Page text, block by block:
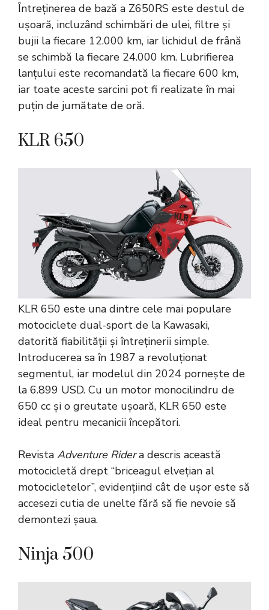
Întreținerea de bază a Z650RS este destul de
ușoară, incluzând schimbări de ulei, filtre și
bujii la fiecare 12.000 km, iar lichidul de frână
se schimbă la fiecare 24.000 km. Lubrifierea
lanțului este recomandată la fiecare 600 km,
iar toate aceste sarcini pot fi realizate în mai
puțin de jumătate de oră.
KLR 650
KLR 650 este una dintre cele mai populare
motociclete dual-sport de la Kawasaki,
datorită fiabilității și întreținerii simple.
Introducerea sa în 1987 a revoluționat
segmentul, iar modelul din 2024 pornește de
la 6.899 USD. Cu un motor monocilindru de
650 cc și o greutate ușoară, KLR 650 este
ideal pentru mecanicii începători.
Revista Adventure Ridera descris această
motocicletă drept “briceagul elvețian al
motocicletelor”, evidențiind cât de ușor este să
accesezi cutia de unelte fără să fie nevoie să
demontezi șaua.
Ninja 500